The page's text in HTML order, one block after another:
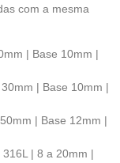
com a mesma
| Base 10mm |
| Base 10mm |
| Base 12mm |
316L | 8 a 20mm |